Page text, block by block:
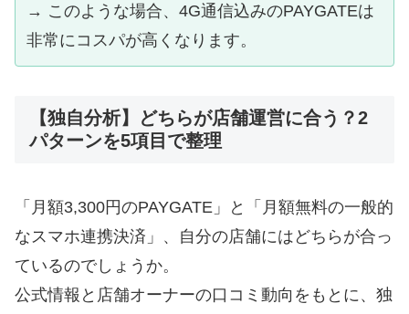
→ このような場合、4G通信込みのPAYGATEは
非常にコスパが高くなります。
【独自分析】どちらが店舗運営に合う？2
パターンを5項目で整理
「月額3,300円のPAYGATE」と「月額無料の一般的
なスマホ連携決済」、自分の店舗にはどちらが合っ
ているのでしょうか。
公式情報と店舗オーナーの口コミ動向をもとに、独